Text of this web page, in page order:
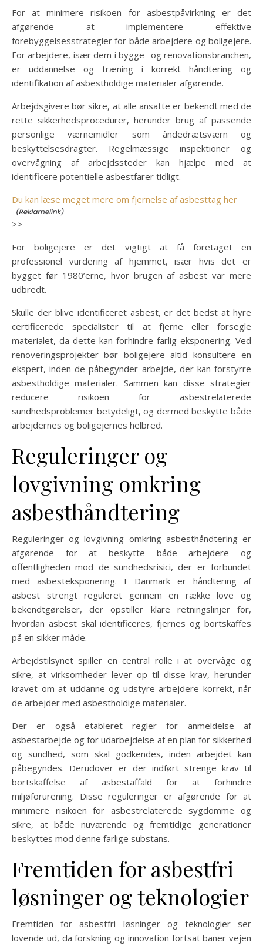
For at minimere risikoen for asbestpåvirkning er det
afgørende at implementere effektive
forebyggelsesstrategier for både arbejdere og boligejere.
For arbejdere, især dem i bygge- og renovationsbranchen,
er uddannelse og træning i korrekt håndtering og
identifikation af asbestholdige materialer afgørende.
Arbejdsgivere bør sikre, at alle ansatte er bekendt med de
rette sikkerhedsprocedurer, herunder brug af passende
personlige værnemidler som åndedrætsværn og
beskyttelsesdragter. Regelmæssige inspektioner og
overvågning af arbejdssteder kan hjælpe med at
identificere potentielle asbestfarer tidligt.
Du kan læse meget mere om fjernelse af asbesttag her
>>
For boligejere er det vigtigt at få foretaget en
professionel vurdering af hjemmet, især hvis det er
bygget før 1980’erne, hvor brugen af asbest var mere
udbredt.
Skulle der blive identificeret asbest, er det bedst at hyre
certificerede specialister til at fjerne eller forsegle
materialet, da dette kan forhindre farlig eksponering. Ved
renoveringsprojekter bør boligejere altid konsultere en
ekspert, inden de påbegynder arbejde, der kan forstyrre
asbestholdige materialer. Sammen kan disse strategier
reducere risikoen for asbestrelaterede
sundhedsproblemer betydeligt, og dermed beskytte både
arbejdernes og boligejernes helbred.
Reguleringer og
lovgivning omkring
asbesthåndtering
Reguleringer og lovgivning omkring asbesthåndtering er
afgørende for at beskytte både arbejdere og
offentligheden mod de sundhedsrisici, der er forbundet
med asbesteksponering. I Danmark er håndtering af
asbest strengt reguleret gennem en række love og
bekendtgørelser, der opstiller klare retningslinjer for,
hvordan asbest skal identificeres, fjernes og bortskaffes
på en sikker måde.
Arbejdstilsynet spiller en central rolle i at overvåge og
sikre, at virksomheder lever op til disse krav, herunder
kravet om at uddanne og udstyre arbejdere korrekt, når
de arbejder med asbestholdige materialer.
Der er også etableret regler for anmeldelse af
asbestarbejde og for udarbejdelse af en plan for sikkerhed
og sundhed, som skal godkendes, inden arbejdet kan
påbegyndes. Derudover er der indført strenge krav til
bortskaffelse af asbestaffald for at forhindre
miljøforurening. Disse reguleringer er afgørende for at
minimere risikoen for asbestrelaterede sygdomme og
sikre, at både nuværende og fremtidige generationer
beskyttes mod denne farlige substans.
Fremtiden for asbestfri
løsninger og teknologier
Fremtiden for asbestfri løsninger og teknologier ser
lovende ud, da forskning og innovation fortsat baner vejen